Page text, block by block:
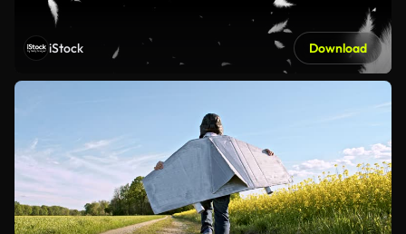
iStock Download